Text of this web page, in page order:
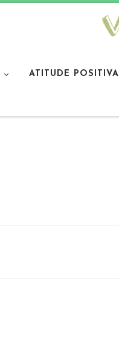
ATITUDE POSITIVA